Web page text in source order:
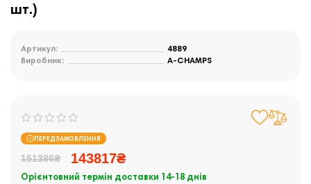
шт.)
Артикул:
4889
Виробник:
A-CHAMPS
ПЕРЕДЗАМОВЛЕННЯ
151386₴ 143817₴
Орієнтовний термін доставки 14-18 днів